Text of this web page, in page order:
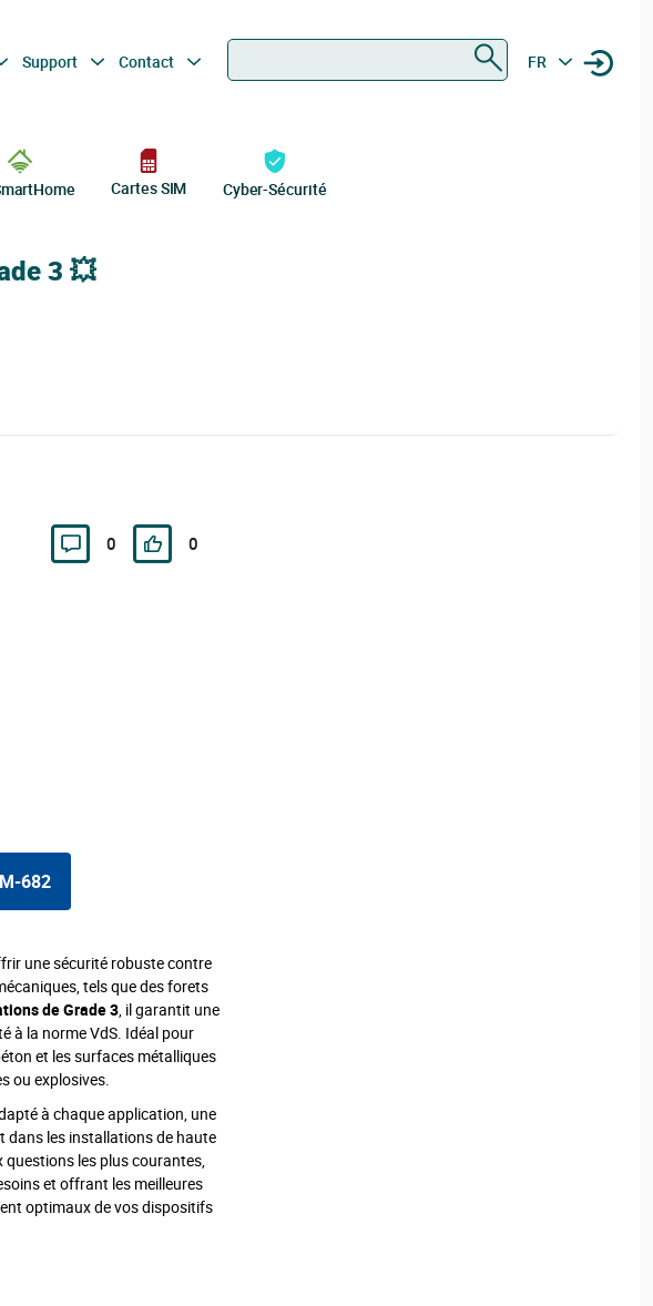
Support Contact FR
Cartes SIM Cyber-Sécurité
3 💥
0 0
682
une sécurité robuste contre
tels que des forets
de Grade 3, il garantit une
à la norme VdS. Idéal pour
et les surfaces métalliques
ou explosives.
à chaque application, une
dans les installations de haute
questions les plus courantes,
et offrant les meilleures
optimaux de vos dispositifs